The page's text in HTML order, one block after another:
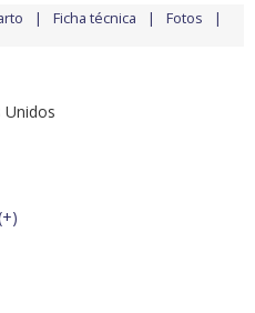
Ficha técnica Fotos
Unidos
+)